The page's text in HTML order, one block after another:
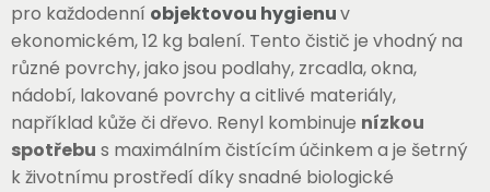
pro každodenní objektovou hygienuv
ekonomickém, 12 kg balení. Tento čistič je vhodný na
různé povrchy, jako jsou podlahy, zrcadla, okna,
nádobí, lakované povrchy a citlivé materiály,
například kůže či dřevo. Renyl kombinuje nízkou
spotřebu s maximálním čistícím účinkem a je šetrný
k životnímu prostředí díky snadné biologické